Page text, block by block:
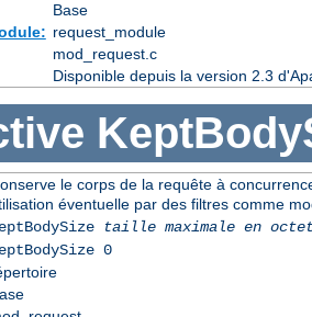
Base
request_module
mod_request.c
Disponible depuis la version 2.3
le corps de la requête à
éventuelle par des filtres comme
taille maximale en
0